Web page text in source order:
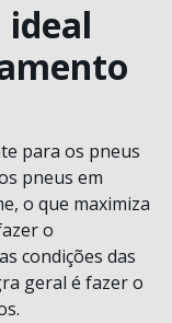
para os pneus
pneus em
o que maximiza
o
condições das
geral é fazer o